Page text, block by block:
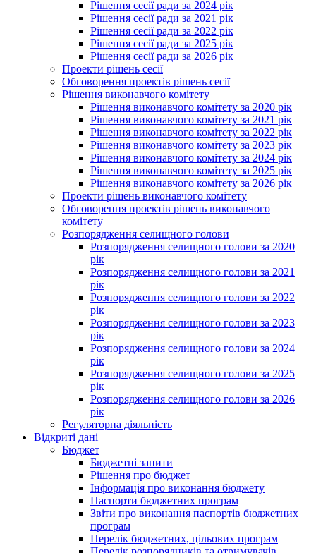
Рішення сесії ради за 2024 рік
Рішення сесії ради за 2021 рік
Рішення сесії ради за 2022 рік
Рішення сесії ради за 2025 рік
Рішення сесії ради за 2026 рік
Проекти рішень сесії
Обговорення проектів рішень сесії
Рішення виконавчого комітету
Рішення виконавчого комітету за 2020 рік
Рішення виконавчого комітету за 2021 рік
Рішення виконавчого комітету за 2022 рік
Рішення виконавчого комітету за 2023 рік
Рішення виконавчого комітету за 2024 рік
Рішення виконавчого комітету за 2025 рік
Рішення виконавчого комітету за 2026 рік
Проекти рішень виконавчого комітету
Обговорення проектів рішень виконавчого
комітету
Розпорядження селищного голови
Розпорядження селищного голови за 2020
рік
Розпорядження селищного голови за 2021
рік
Розпорядження селищного голови за 2022
рік
Розпорядження селищного голови за 2023
рік
Розпорядження селищного голови за 2024
рік
Розпорядження селищного голови за 2025
рік
Розпорядження селищного голови за 2026
рік
Регуляторна діяльність
Відкриті дані
Бюджет
Бюджетні запити
Рішення про бюджет
Інформація про виконання бюджету
Паспорти бюджетних програм
Звіти про виконання паспортів бюджетних
програм
Перелік бюджетних, цільових програм